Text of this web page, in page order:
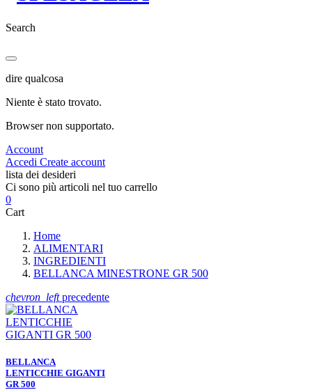
Search
dire qualcosa
Niente è stato trovato.
Browser non supportato.
Account
Accedi Create account
lista dei desideri
Ci sono più articoli nel tuo carrello
0
Cart
Home
ALIMENTARI
INGREDIENTI
BELLANCA MINESTRONE GR 500
chevron_leftprecedente
BELLANCA
LENTICCHIE GIGANTI
GR 500